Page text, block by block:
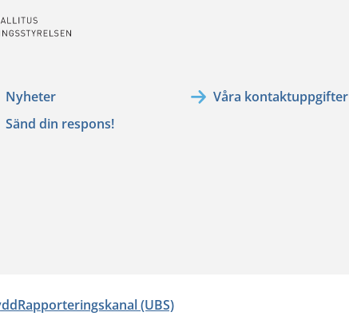
Nyheter
Sänd din respons!
Våra kontaktuppgifter
Rapporteringskanal (UBS)